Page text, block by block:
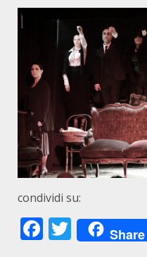
condividi su:
Facebook
Twitter
Share